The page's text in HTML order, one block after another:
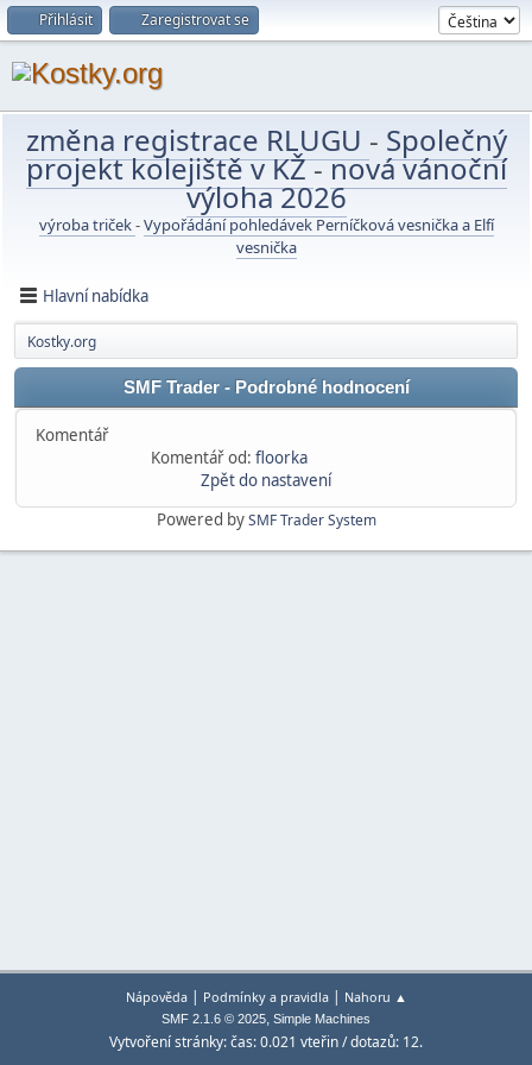
Přihlásit Zaregistrovat se
změna registrace RLUGU - Společný
projekt kolejiště v KŽ-nová vánoční
výloha 2026
výroba triček-Vypořádání pohledávek Perníčková vesnička a Elfí
vesnička
Hlavní nabídka
Kostky.org
SMF Trader - Podrobné hodnocení
Komentář
Komentář od: floorka
Zpět do nastavení
Powered bySMF Trader System
Nápověda| Podmínky a pravidla| Nahoru ▲
SMF 2.1.6 © 2025, Simple Machines
Vytvoření stránky: čas: 0.021 vteřin / dotazů: 12.